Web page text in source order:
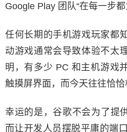
Google Play 团队“在每一步都
任何长期的手机游戏玩家都
动游戏通常会导致体验不太
明，有多少 PC 和主机游戏
触摸屏界面，而今天往往恰恰
幸运的是，谷歌不会为了提
而让开发人员摆脱平庸的端